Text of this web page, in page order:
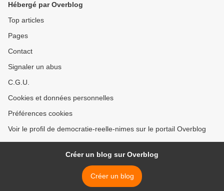
Hébergé par Overblog
Top articles
Pages
Contact
Signaler un abus
C.G.U.
Cookies et données personnelles
Préférences cookies
Voir le profil de democratie-reelle-nimes sur le portail Overblog
Créer un blog sur Overblog
Créer un blog